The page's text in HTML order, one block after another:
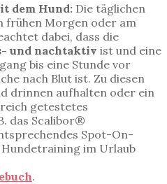
dem Hund: Die täglichen
frühen Morgen oder am
dabei, dass die
und nachtaktiv ist und eine
bis eine Stunde vor
nach Blut ist. Zu diesen
drinnen aufhalten oder ein
getestetes
das Scalibor®
Spot-On-
im Urlaub
.